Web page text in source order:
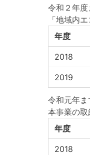
令和２年
「地域内
年度
2018
2019
令和元年
本事業の
年度
2018